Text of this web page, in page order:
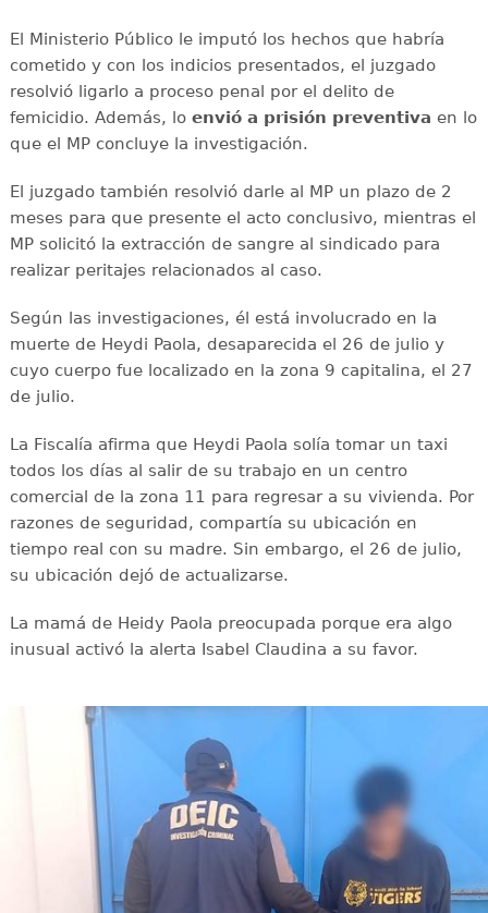
El Ministerio Público le imputó los hechos que habría
cometido y con los indicios presentados, el juzgado
resolvió ligarlo a proceso penal por el delito de
femicidio. Además, lo envió a prisión preventiva en lo
que el MP concluye la investigación.
El juzgado también resolvió darle al MP un plazo de 2
meses para que presente el acto conclusivo, mientras el
MP solicitó la extracción de sangre al sindicado para
realizar peritajes relacionados al caso.
Según las investigaciones, él está involucrado en la
muerte de Heydi Paola, desaparecida el 26 de julio y
cuyo cuerpo fue localizado en la zona 9 capitalina, el 27
de julio.
La Fiscalía afirma que Heydi Paola solía tomar un taxi
todos los días al salir de su trabajo en un centro
comercial de la zona 11 para regresar a su vivienda. Por
razones de seguridad, compartía su ubicación en
tiempo real con su madre. Sin embargo, el 26 de julio,
su ubicación dejó de actualizarse.
La mamá de Heidy Paola preocupada porque era algo
inusual activó la alerta Isabel Claudina a su favor.